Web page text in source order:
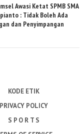
Awasi Ketat SPMB SMA
: Tidak Boleh Ada
dan Penyimpangan
KODE ETIK
PRIVACY POLICY
S P O R T S